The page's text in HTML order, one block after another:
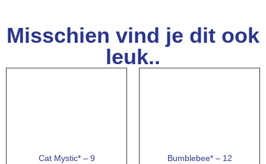
Misschien vind je dit ook
leuk..
Cat Mystic* – 9 Bumblebee* – 12